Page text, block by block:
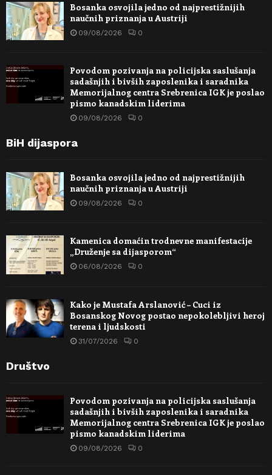
Bosanka osvojila jedno od najprestižnijih
naučnih priznanja u Austriji
09/08/2026 0
Povodom pozivanja na policijska saslušanja
sadašnjih i bivših zaposlenika i saradnika
Memorijalnog centra Srebrenica IGK je poslao
pismo kanadskim liderima
09/08/2026 0
BiH dijaspora
Bosanka osvojila jedno od najprestižnijih
naučnih priznanja u Austriji
09/08/2026 0
Kamenica domaćin trodnevne manifestacije
„Druženje sa dijasporom“
06/08/2026 0
Kako je Mustafa Arslanović – Cuci iz
Bosanskog Novog postao nepokolebljivi heroj
terena i ljudskosti
31/07/2026 0
Društvo
Povodom pozivanja na policijska saslušanja
sadašnjih i bivših zaposlenika i saradnika
Memorijalnog centra Srebrenica IGK je poslao
pismo kanadskim liderima
09/08/2026 0